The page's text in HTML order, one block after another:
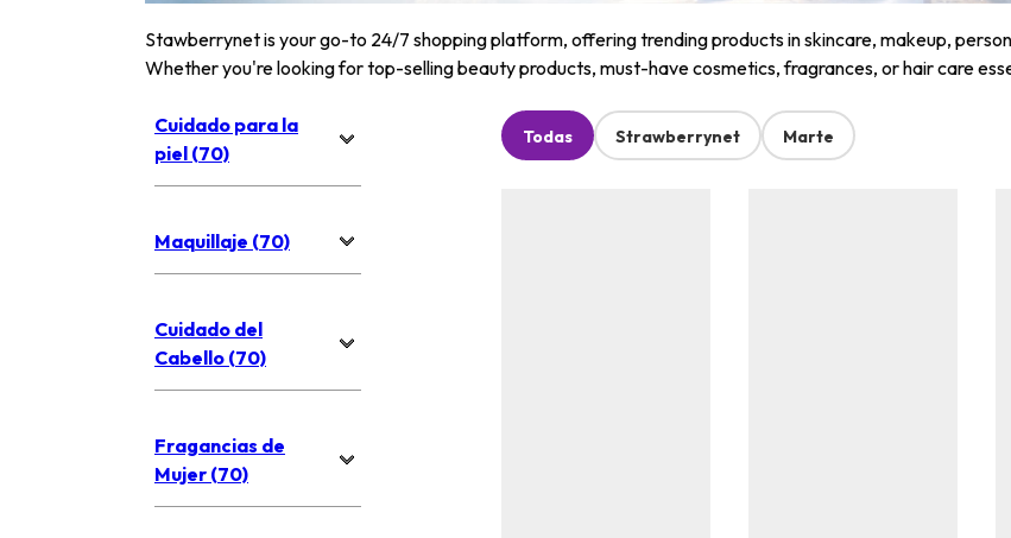
Stawberrynet is your go-to 24/7 shopping platform, offering trending products in skincare, makeup,
Whether you're looking for top-selling beauty products, must-have cosmetics, fragrances, or hair care
Cuidado para la
piel (70)
Maquillaje (70)
Cuidado del
Cabello (70)
Fragancias de
Mujer (70)
Todas Strawberrynet Marte